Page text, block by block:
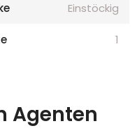
Einstöckig
1
Agenten